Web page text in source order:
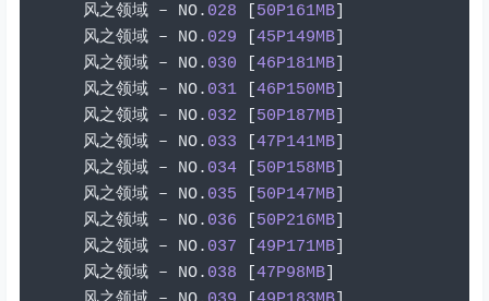
风之领域
– NO. 028 50P161MB]
风之领域
– NO. 029 45P149MB]
风之领域
– NO. 030 46P181MB]
风之领域
– NO. 031 46P150MB]
风之领域
– NO. 032 50P187MB]
风之领域
– NO. 033 47P141MB]
风之领域
– NO. 034 50P158MB]
风之领域
– NO. 035 50P147MB]
风之领域
– NO. 036 50P216MB]
风之领域
– NO. 037 49P171MB]
风之领域
– NO. 038 47P98MB]